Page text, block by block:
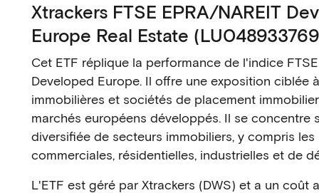
Xtrackers FTSE EPRA/NAREIT
Europe Real Estate
Cet ETF réplique la performance de l'indice
Developed Europe. Il offre une exposition ciblée
immobilières et sociétés de placement
marchés européens développés. Il se concentre
diversifiée de secteurs immobiliers, y compris
commerciales, résidentielles, industrielles et de
L'ETF est géré par Xtrackers (DWS) et a un coût